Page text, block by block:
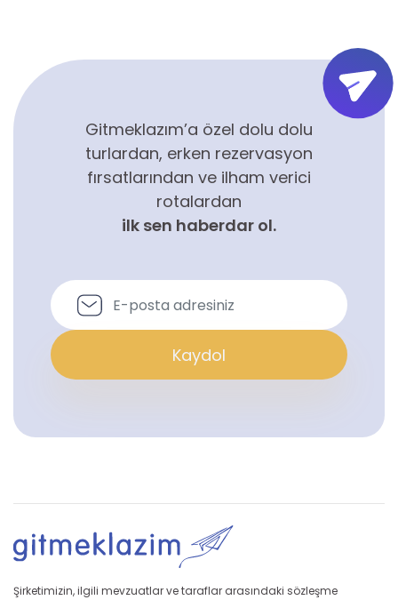
Gitmeklazım’a özel dolu dolu
turlardan, erken rezervasyon
fırsatlarından ve ilham verici
rotalardan
ilk sen haberdar ol.
Kaydol
Şirketimizin, ilgili mevzuatlar ve taraflar arasındaki sözleşme